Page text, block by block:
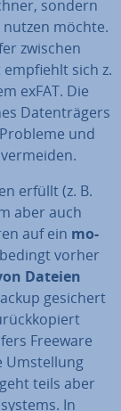
sondern
möchte.
zwischen
sich z.
exFAT. Die
Da­ten­trä­gers
und
erfüllt (z. B.
aber auch
auf ein mo­
vorher
Dateien
gesichert
Freeware
Um­stel­lung
teils aber
In